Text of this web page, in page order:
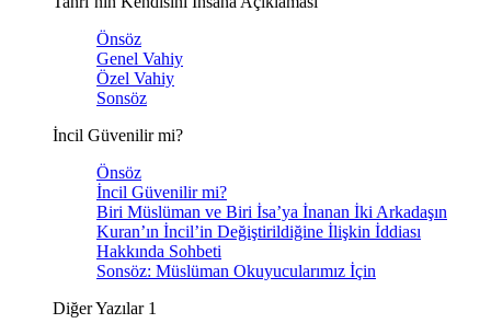
Önsöz
Genel Vahiy
Özel Vahiy
Sonsöz
İncil Güvenilir mi?
Önsöz
İncil Güvenilir mi?
Biri Müslüman ve Biri İsa’ya İnanan İki Arkadaşın
Kuran’ın İncil’in Değiştirildiğine İlişkin İddiası
Hakkında Sohbeti
Sonsöz: Müslüman Okuyucularımız İçin
Diğer Yazılar 1